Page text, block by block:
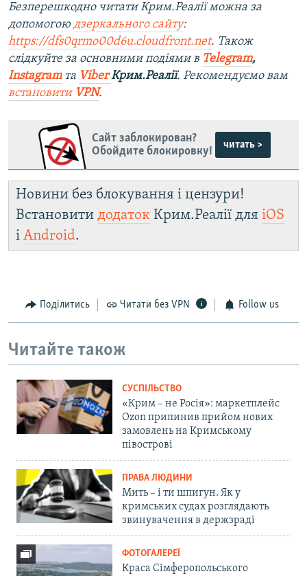
Безперешкодно читати Крим.Реалії можна за
допомогою дзеркального сайту:
https://dfs0qrmo00d6u.cloudfront.net. Також
слідкуйте за основними подіями в Telegram,
Instagramта ViberКрим.Реалії. Рекомендуємо вам
встановити VPN.
Сайт заблокирован?
Обойдите блокировку!
читать >
Новини без блокування і цензури!
Встановити додаток Крим.Реалії для iOS
і Android.
Поділитись Читати без VPN Follow us
Читайте також
СУСПІЛЬСТВО
«Крим – не Росія»: маркетплейс
Ozon припинив прийом нових
замовлень на Кримському
півострові
ПРАВА ЛЮДИНИ
Мить – і ти шпигун. Як у
кримських судах розглядають
звинувачення в держзраді
ФОТОГАЛЕРЕЇ
Краса Сімферопольського